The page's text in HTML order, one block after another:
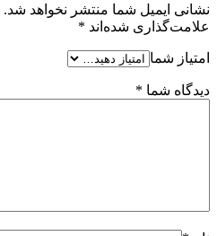
نشانی ایمیل شما منتشر نخواهد شد.
علامت‌گذاری شده‌اند *
امتیاز شما
دیدگاه شما *